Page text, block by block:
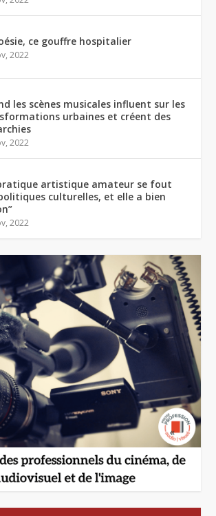
ce gouffre hospitalier
2022
les scènes musicales influent sur les
urbaines et créent des
2022
artistique amateur se fout
culturelles, et elle a bien
2022